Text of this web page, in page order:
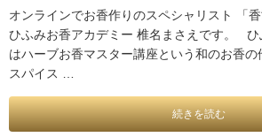
オンラインでお香作りのスペシャリスト 「
ひふみお香アカデミー 椎名まさえです。 ひ
はハーブお香マスター講座という和のお香の
スパイス …
続きを読む